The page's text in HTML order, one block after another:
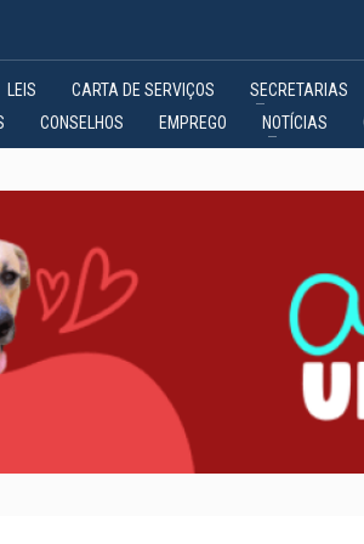
LEIS CARTA DE SERVIÇOS SECRETARIAS
CONSELHOS EMPREGO NOTÍCIAS